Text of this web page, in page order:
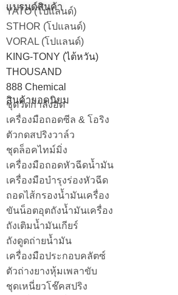
แบรนด์สินค้า
YATO (โปแลนด์)
STHOR (โปแลนด์)
VORAL (โปแลนด์)
KING-TONY (ไต้หวัน)
THOUSAND
888 Chemical
สินค้ายอดนิยม
ชุดวัดกำลังอัด
เครื่องมือถอดซีล & โอริง
ตัวกดสปริงวาล์ว
ชุดล็อคไทม์มิ่ง
เครื่องมือถอดหัวฉีดน้ำมัน
เครื่องมือบำรุงร่องหัวฉีด
ถอดไส้กรองน้ำมันเครื่อง
ขันน็อตอุตถังน้ำมันเครื่อง
ถังเติมน้ำมันเกียร์
ถังดูดถ่ายน้ำมัน
เครื่องมือประกอบคลัตซ์
ตัวถ่างยางหุ้มเพลาขับ
ชุดเหนี่ยวโช๊คสปริง